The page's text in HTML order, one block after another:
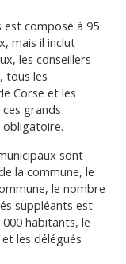
est composé à 95
mais il inclut
les conseillers
tous les
Corse et les
grands
obligatoire.
sont
la commune, le
le nombre
suppléants est
habitants, le
les délégués